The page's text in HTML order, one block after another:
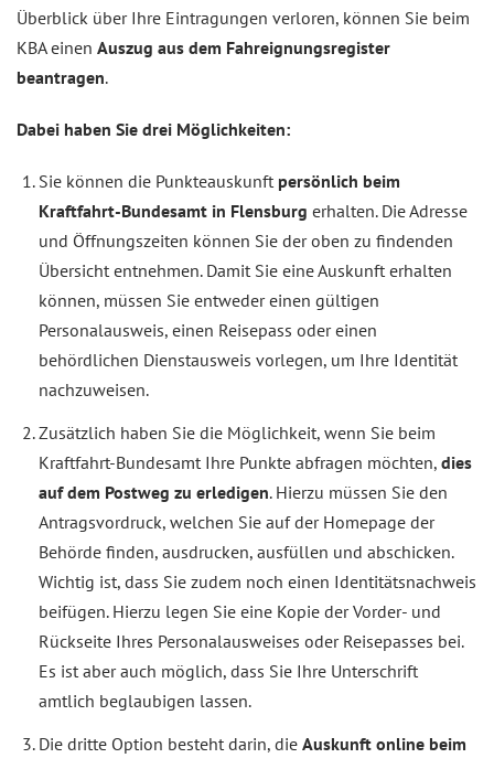
Überblick über Ihre Eintragungen verloren, können Sie beim
KBA einen Auszug aus dem Fahreignungsregister
beantragen.
Dabei haben Sie drei Möglichkeiten:
Sie können die Punkteauskunft persönlich beim
Kraftfahrt-Bundesamt in Flensburg erhalten. Die Adresse
und Öffnungszeiten können Sie der oben zu findenden
Übersicht entnehmen. Damit Sie eine Auskunft erhalten
können, müssen Sie entweder einen gültigen
Personalausweis, einen Reisepass oder einen
behördlichen Dienstausweis vorlegen, um Ihre Identität
nachzuweisen.
Zusätzlich haben Sie die Möglichkeit, wenn Sie beim
Kraftfahrt-Bundesamt Ihre Punkte abfragen möchten, dies
auf dem Postweg zu erledigen. Hierzu müssen Sie den
Antragsvordruck, welchen Sie auf der Homepage der
Behörde finden, ausdrucken, ausfüllen und abschicken.
Wichtig ist, dass Sie zudem noch einen Identitätsnachweis
beifügen. Hierzu legen Sie eine Kopie der Vorder- und
Rückseite Ihres Personalausweises oder Reisepasses bei.
Es ist aber auch möglich, dass Sie Ihre Unterschrift
amtlich beglaubigen lassen.
Die dritte Option besteht darin, die Auskunft online beim